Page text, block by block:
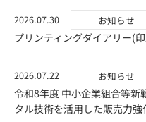
2026.07.30 お知らせ
プリンティングダイアリー(
2026.07.22 お知らせ
令和8年度 中小企業組合等新
タル技術を活用した販売力